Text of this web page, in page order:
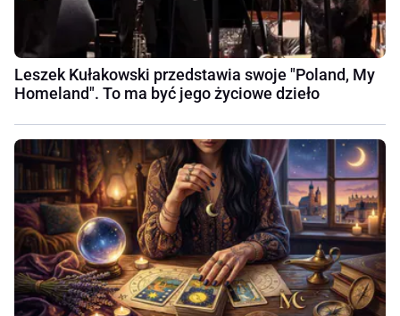
Leszek Kułakowski przedstawia swoje "Poland, My
Homeland". To ma być jego życiowe dzieło